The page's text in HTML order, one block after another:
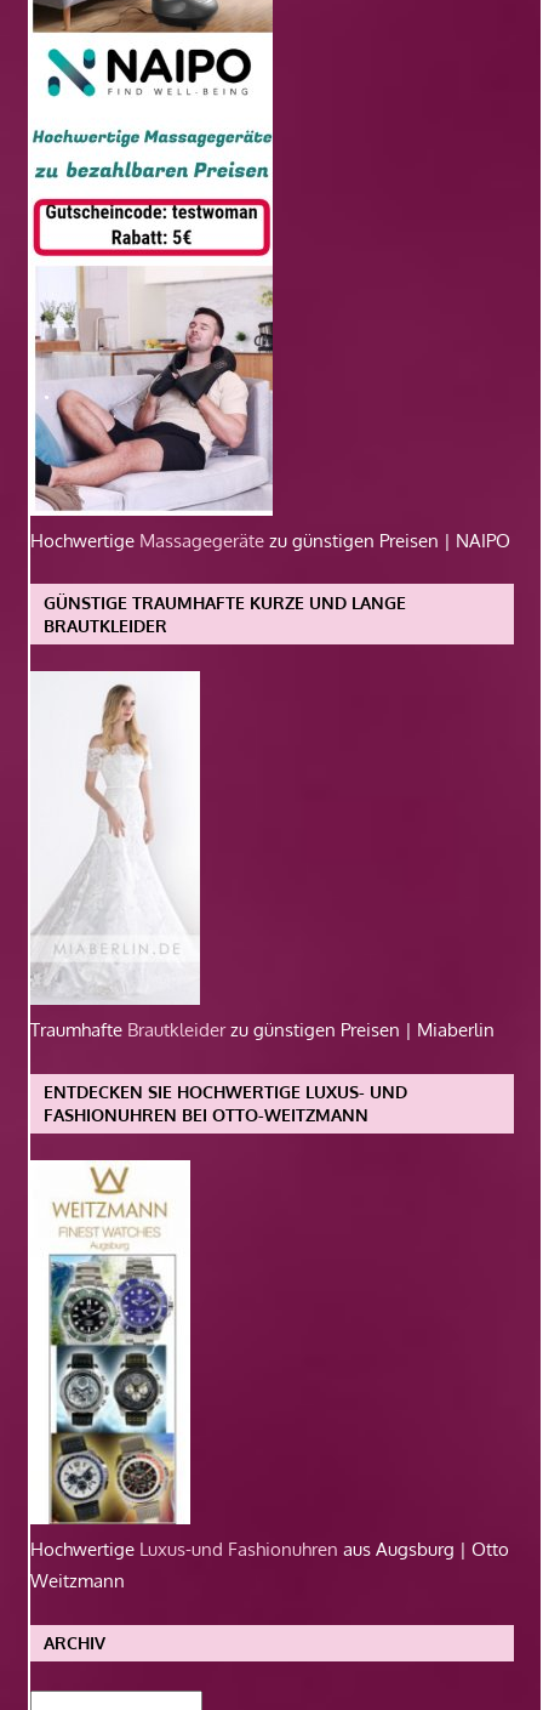
Hochwertige Massagegeräte zu günstigen Preisen | NAIPO
GÜNSTIGE TRAUMHAFTE KURZE UND LANGE
BRAUTKLEIDER
Traumhafte Brautkleiderzu günstigen Preisen | Miaberlin
ENTDECKEN SIE HOCHWERTIGE LUXUS- UND
FASHIONUHREN BEI OTTO-WEITZMANN
Hochwertige Luxus-und Fashionuhren aus Augsburg | Otto
Weitzmann
ARCHIV